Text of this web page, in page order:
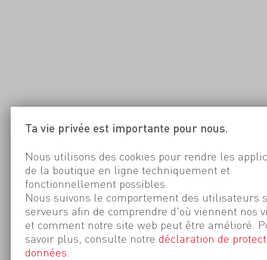
Ta vie privée est importante pour nous.
Nous utilisons des cookies pour rendre les
de la boutique en ligne techniquement et
fonctionnellement possibles.
Nous suivons le comportement des utilisateurs
serveurs afin de comprendre d'où viennent nos
et comment notre site web peut être amélioré.
savoir plus, consulte notre déclaration de
données